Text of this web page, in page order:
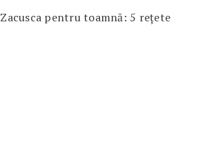
Zacusca pentru toamnă: 5 rețete